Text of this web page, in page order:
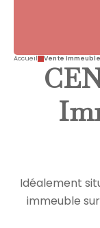
Accueil Vente
Idéalement
immeuble